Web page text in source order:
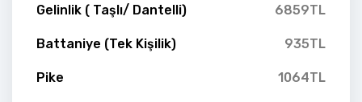
Gelinlik ( Taşlı/ Dantelli) 6859TL
Battaniye (Tek Kişilik) 935TL
Pike 1064TL